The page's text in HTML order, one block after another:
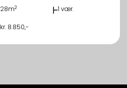
28m2 1 vær.
kr. 8.850,-